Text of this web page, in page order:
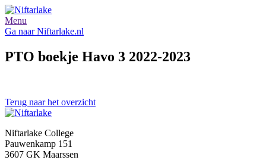
Menu
Ga naar Niftarlake.nl
PTO boekje Havo 3 2022-2023
Terug naar het overzicht
Niftarlake College
Pauwenkamp 151
3607 GK Maarssen